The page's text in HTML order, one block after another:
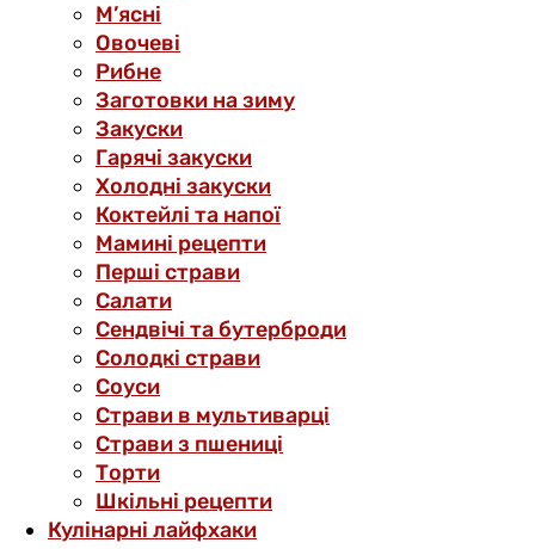
М’ясні
Овочеві
Рибне
Заготовки на зиму
Закуски
Гарячі закуски
Холодні закуски
Коктейлі та напої
Мамині рецепти
Перші страви
Салати
Сендвічі та бутерброди
Солодкі страви
Соуси
Страви в мультиварці
Страви з пшениці
Торти
Шкільні рецепти
Кулінарні лайфхаки